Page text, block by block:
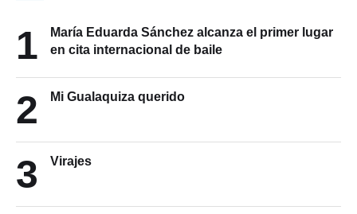
1
María Eduarda Sánchez alcanza el primer lugar
en cita internacional de baile
2 Mi Gualaquiza querido
3 Virajes